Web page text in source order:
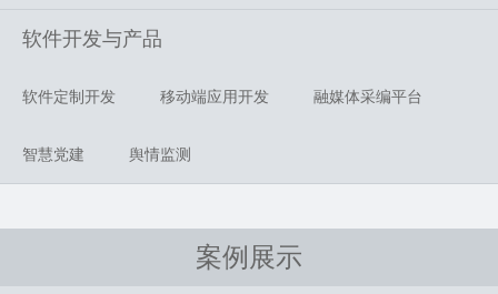
软件开发与产品
软件定制开发 移动端应用开发 融媒体采编平台
智慧党建 舆情监测
案例展示